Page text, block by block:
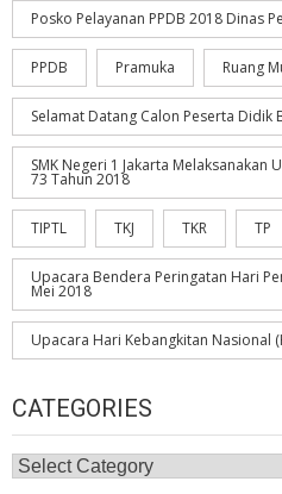
Posko Pelayanan PPDB 2018 Dinas
PPDB Pramuka Ruang
Selamat Datang Calon Peserta Didik
SMK Negeri 1 Jakarta Melaksanakan
73 Tahun 2018
TIPTL TKJ TKR TP
Upacara Bendera Peringatan Hari
Mei 2018
Upacara Hari Kebangkitan Nasional
CATEGORIES
Categories